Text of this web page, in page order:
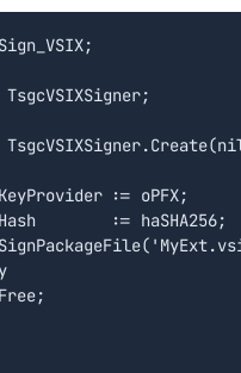
:= oPFX;
:= haSHA256;